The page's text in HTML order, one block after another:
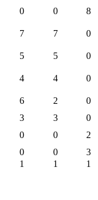
0 0 8
7 7 0
5 5 0
4 4 0
6 2 0
3 3 0
0 0 2
0 0 3
1 1 1